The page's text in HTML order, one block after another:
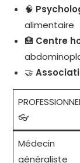
🧠
alimentaire
🏥 Centre
🤝
👓
Médecin
généraliste